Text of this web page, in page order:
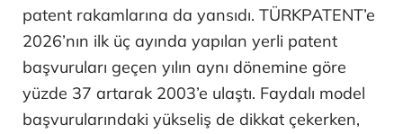
patent rakamlarına da yansıdı. TÜRKPATENT’e
2026’nın ilk üç ayında yapılan yerli patent
başvuruları geçen yılın aynı dönemine göre
yüzde 37 artarak 2003’e ulaştı. Faydalı model
başvurularındaki yükseliş de dikkat çekerken,